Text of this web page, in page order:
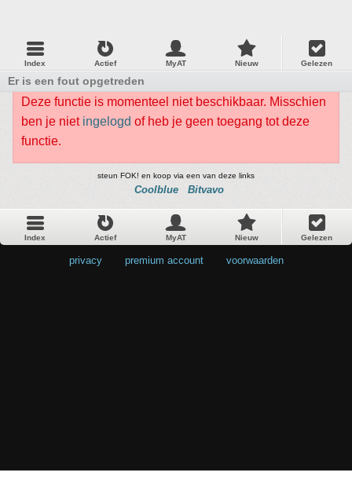
Index Actief MyAT Nieuw Gelezen
Er is een fout opgetreden
Deze functie is momenteel niet beschikbaar. Misschien
ben je niet ingelogd of heb je geen toegang tot deze
functie.
steun FOK! en koop via een van deze links
Coolblue Bitvavo
Index Actief MyAT Nieuw Gelezen
privacy premium account voorwaarden